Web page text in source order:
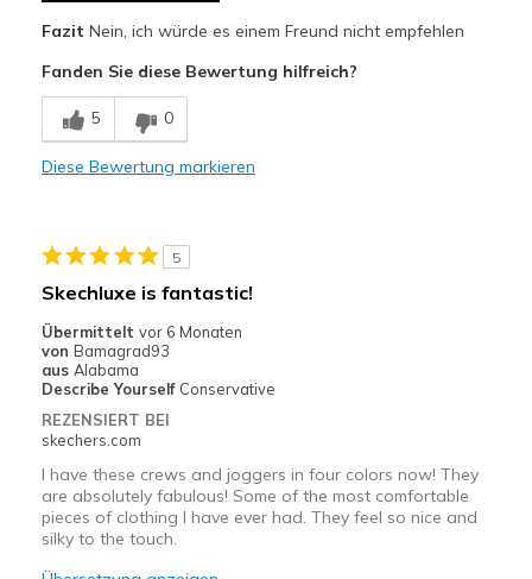
Nachteile
Poor Quality
Geeignete Verwendung
Casual Wear
Fazit Nein, ich würde es einem Freund nicht empfehlen
Fanden Sie diese Bewertung hilfreich?
5 0
Diese Bewertung markieren
5
Skechluxe is fantastic!
Übermittelt vor 6 Monaten
von Bamagrad93
aus Alabama
Describe Yourself Conservative
REZENSIERT BEI
skechers.com
I have these crews and joggers in four colors now! They
are absolutely fabulous! Some of the most comfortable
pieces of clothing I have ever had. They feel so nice and
silky to the touch.